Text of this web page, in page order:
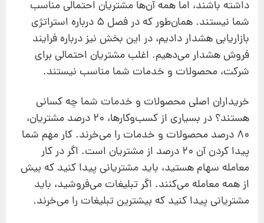
داشته باشند، اما همه آن‌ها مشتریان احتمالی مناسب
شما نیستند. همان‌طور که در فصل 5 درباره استراتژی
بازاریابی هشدار دادیم، در این بخش نیز درباره فرایند
فروش هشدار می‌دهیم. اغلب مشتریان احتمالی برای
شرکت، محصولات و خدمات شما مناسب نیستند.
خریداران اصلی محصولات و خدمات شما چه کسانی
هستند؟ در بسیاری از کسب‌و‌کارها، 20 درصد مشتریان،
80 درصد محصولات و خدمات را می‌خرند. کار مهم شما
پیدا کردن آن 20 درصد از مشتریان است. اگر در کار
معامله سهام هستید، باید مشتریانی پیدا کنید که بیش
از همه معامله می‌کنند. اگر تبلیغات می‌فروشید، باید
مشتریانی پیدا کنید که بیشترین تبلیغات را می‌خرند.